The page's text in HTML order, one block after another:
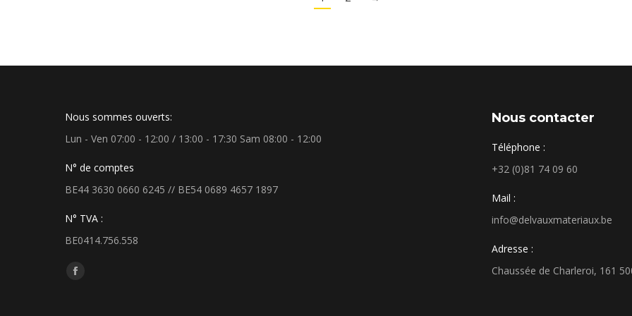
Nous sommes ouverts:
Lun - Ven 07:00 - 12:00 / 13:00 - 17:30 Sam 08:00 - 12:00
N° de comptes
BE44 3630 0660 6245 // BE54 0689 4657 1897
N° TVA :
BE0414.756.558
Trouvez nous sur :
Facebook
Nous contacter
Téléphone :
+32 (0)81 74 09 60
Mail :
info@delvauxmateriaux.be
Adresse :
Chaussée de Charleroi, 161